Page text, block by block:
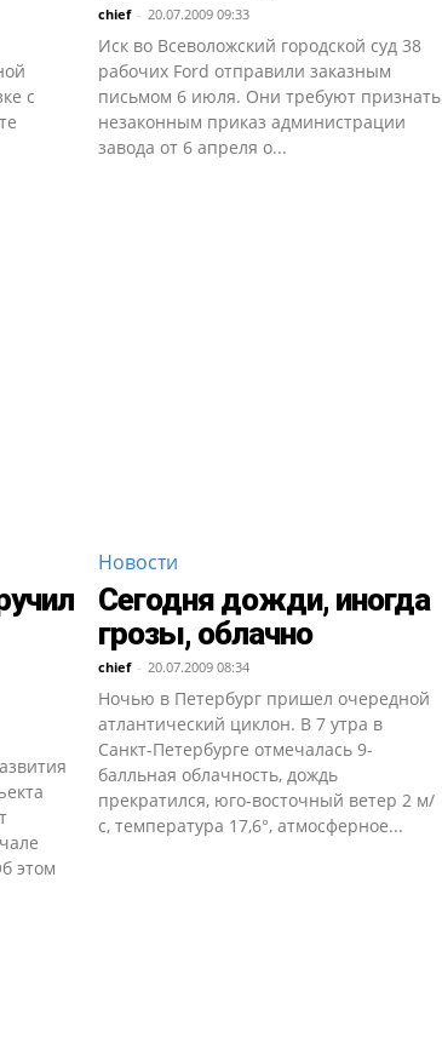
с
chief - 20.07.2009 09:33
Иск во Всеволожский городской суд 38
рабочих Ford отправили заказным
письмом 6 июля. Они требуют признать
незаконным приказ администрации
завода от 6 апреля о...
этом
Новости
Сегодня дожди, иногда
грозы, облачно
chief - 20.07.2009 08:34
Ночью в Петербург пришел очередной
атлантический циклон. В 7 утра в
Санкт-Петербурге отмечалась 9-
балльная облачность, дождь
прекратился, юго-восточный ветер 2 м/
с, температура 17,6°, атмосферное...